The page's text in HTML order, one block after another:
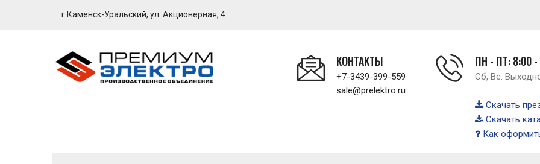
г.Каменск-Уральский, ул. Акционерная, 4
КОНТАКТЫ
+7-3439-399-559
sale@prelektro.ru
ПН - ПТ: 8:00 -
Сб, Вс:
Скачать
Скачать
Как